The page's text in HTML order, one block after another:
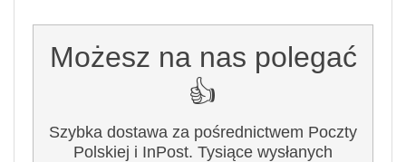
Możesz na nas polegać
👍
Szybka dostawa za pośrednictwem Poczty
Polskiej i InPost. Tysiące wysłanych